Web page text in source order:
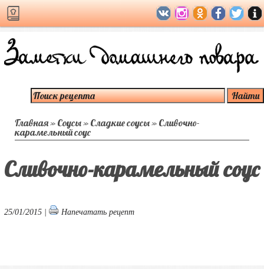
Главная» Соусы» Сладкие соусы» Сливочно-
карамельный соус
Сливочно-карамельный соус
25/01/2015 | Напечатать рецепт